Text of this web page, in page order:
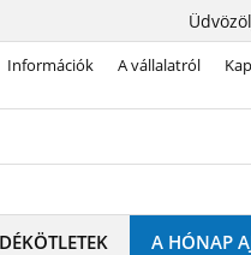
Információk A vállalatról
A HÓNAP
réz